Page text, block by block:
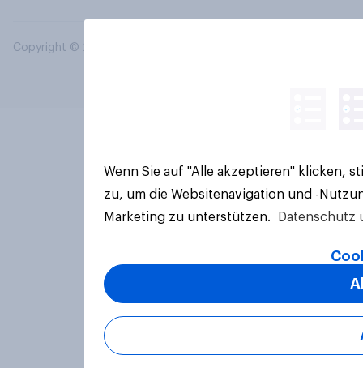
Copyright © 2026 YouGov PLC. Alle Rechte vorbehalten.
Wenn Sie auf "Alle akzeptieren" klicken,
zu, um die Websitenavigation und -
Marketing zu unterstützen.
Datenschutz